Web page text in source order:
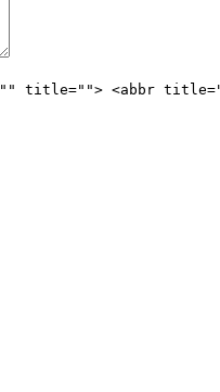
title=""> <abbr